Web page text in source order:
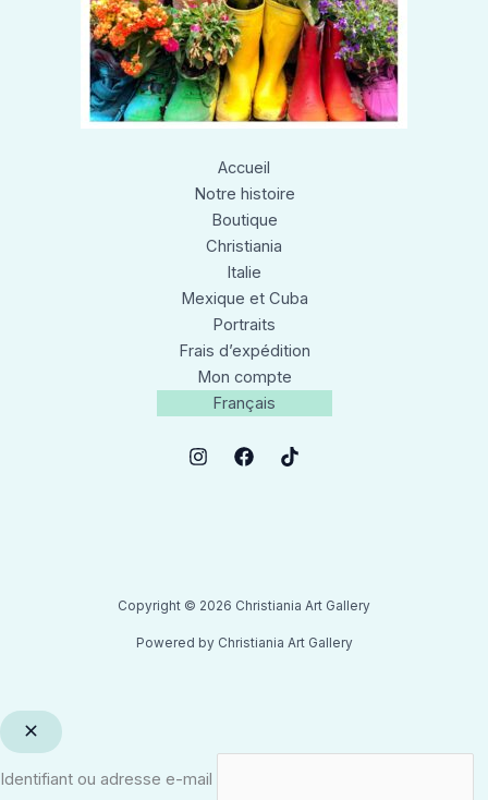
Accueil
Notre histoire
Boutique
Christiania
Italie
Mexique et Cuba
Portraits
Frais d’expédition
Mon compte
Français
Copyright © 2026 Christiania Art Gallery
Powered by Christiania Art Gallery
Identifiant ou adresse e-mail